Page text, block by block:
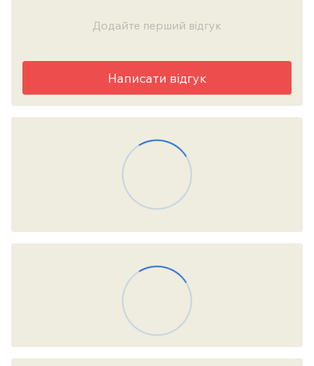
Додайте перший відгук
Написати відгук